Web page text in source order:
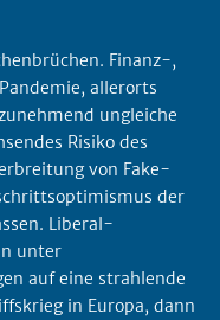
Finanz-,
allerorts
ungleiche
Risiko des
von Fake-
der
Liberal-
unter
auf eine strahlende
in Europa, dann